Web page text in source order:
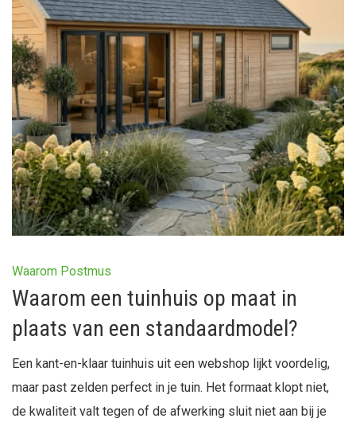
Waarom Postmus
Waarom een tuinhuis op maat in
plaats van een standaardmodel?
Een kant-en-klaar tuinhuis uit een webshop lijkt voordelig,
maar past zelden perfect in je tuin. Het formaat klopt niet,
de kwaliteit valt tegen of de afwerking sluit niet aan bij je